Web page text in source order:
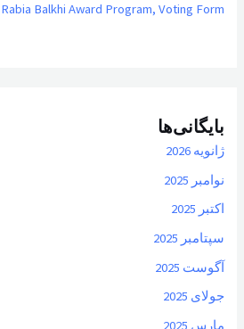
Rabia Balkhi Award Program, Voting Form
بایگانی‌ها
ژانویه 2026
نوامبر 2025
اکتبر 2025
سپتامبر 2025
آگوست 2025
جولای 2025
مارس 2025